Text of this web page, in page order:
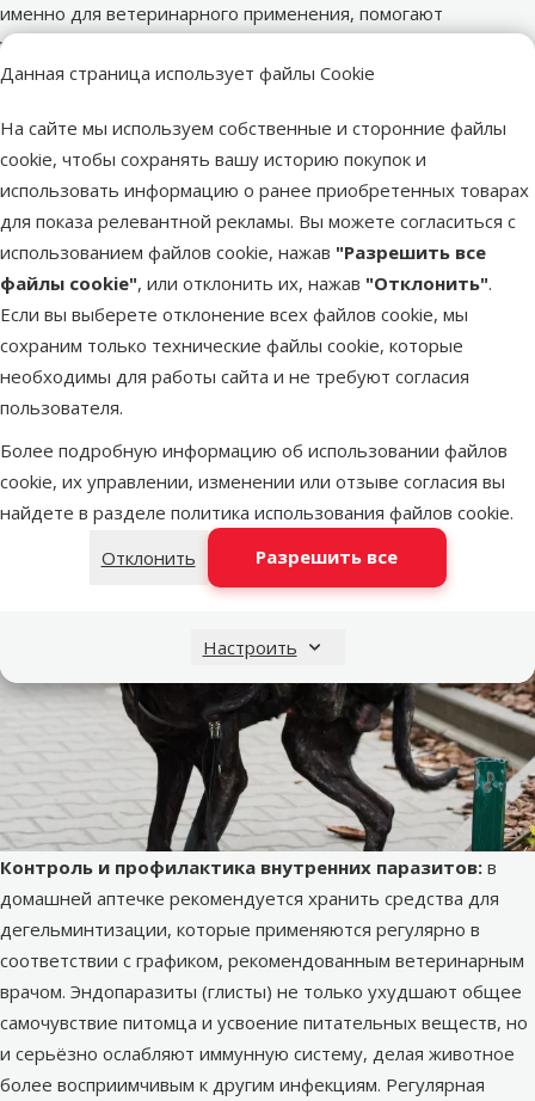
Данная страница использует файлы Cookie
На сайте мы используем собственные и сторонние файлы
cookie, чтобы сохранять вашу историю покупок и
использовать информацию о ранее приобретенных товарах
для показа релевантной рекламы. Вы можете согласиться с
использованием файлов cookie, нажав "Разрешить все
файлы cookie", или отклонить их, нажав "Отклонить".
Если вы выберете отклонение всех файлов cookie, мы
сохраним только технические файлы cookie, которые
необходимы для работы сайта и не требуют согласия
пользователя.
Более подробную информацию об использовании файлов
cookie, их управлении, изменении или отзыве согласия вы
найдете в разделе политика использования файлов cookie.
Отклонить
Разрешить все
Настроить
именно для ветеринарного применения, помогают
уменьшить симптомы, снижая риск вреда для здоровья
животного.
В климатических условиях Латвии аптечка первой помощи
для домашних животных немыслима без средств против
клещей и других паразитов. Поскольку клещи переносят
опасные для питомца заболевания, такие как бабезиоз,
анаплазмоз или боррелиоз, также известный как болезнь
Лайма, их правильное и быстрое удаление является важным
навыком, который может защитить питомца от длительного
лечения. Важно помнить, что клеща необходимо удалить как
можно скорее после его обнаружения, так как риск
заражения возбудителями заболеваний увеличивается с
каждым часом, который паразит проводит присосавшись.
Контроль и профилактика внутренних паразитов: в
домашней аптечке рекомендуется хранить средства для
дегельминтизации, которые применяются регулярно в
соответствии с графиком, рекомендованным ветеринарным
врачом. Эндопаразиты (глисты) не только ухудшают общее
самочувствие питомца и усвоение питательных веществ, но
и серьёзно ослабляют иммунную систему, делая животное
более восприимчивым к другим инфекциям. Регулярная